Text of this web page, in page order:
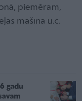
piemēram,
mašīna u.c.
gadu